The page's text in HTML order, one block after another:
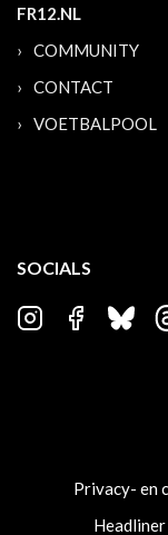
FR12.NL
COMMUNITY
CONTACT
VOETBALPOOL
SOCIALS
Privacy- en
Headliner